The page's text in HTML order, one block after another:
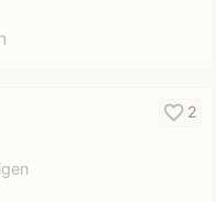
favorite_border 2